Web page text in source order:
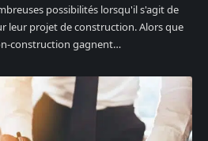
possibilités lorsqu'il s'agit de
leur projet de construction. Alors que
construction gagnent…